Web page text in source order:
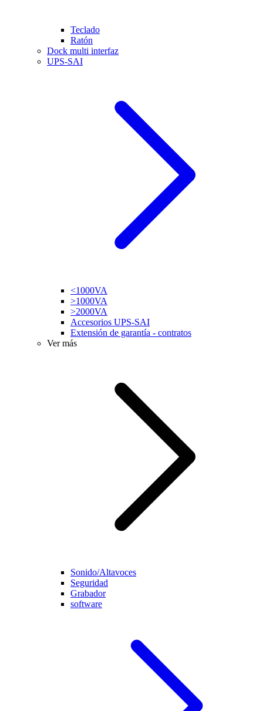
Teclado
Ratón
Dock multi interfaz
UPS-SAI
<1000VA
>1000VA
>2000VA
Accesorios UPS-SAI
Extensión de garantía - contratos
Ver más
Sonido/Altavoces
Seguridad
Grabador
software